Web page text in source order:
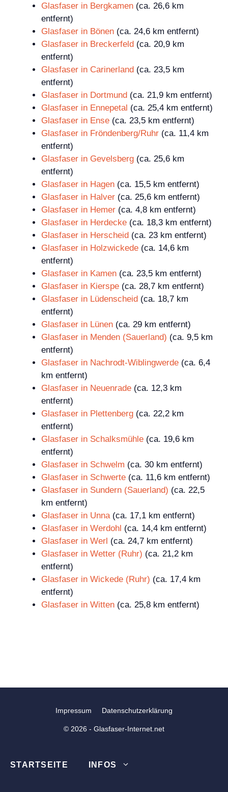
Glasfaser in Bergkamen (ca. 26,6 km
entfernt)
Glasfaser in Bönen (ca. 24,6 km entfernt)
Glasfaser in Breckerfeld (ca. 20,9 km
entfernt)
Glasfaser in Carinerland (ca. 23,5 km
entfernt)
Glasfaser in Dortmund (ca. 21,9 km entfernt)
Glasfaser in Ennepetal (ca. 25,4 km entfernt)
Glasfaser in Ense (ca. 23,5 km entfernt)
Glasfaser in Fröndenberg/Ruhr (ca. 11,4 km
entfernt)
Glasfaser in Gevelsberg (ca. 25,6 km
entfernt)
Glasfaser in Hagen (ca. 15,5 km entfernt)
Glasfaser in Halver (ca. 25,6 km entfernt)
Glasfaser in Hemer (ca. 4,8 km entfernt)
Glasfaser in Herdecke (ca. 18,3 km entfernt)
Glasfaser in Herscheid (ca. 23 km entfernt)
Glasfaser in Holzwickede (ca. 14,6 km
entfernt)
Glasfaser in Kamen (ca. 23,5 km entfernt)
Glasfaser in Kierspe (ca. 28,7 km entfernt)
Glasfaser in Lüdenscheid (ca. 18,7 km
entfernt)
Glasfaser in Lünen (ca. 29 km entfernt)
Glasfaser in Menden (Sauerland) (ca. 9,5 km
entfernt)
Glasfaser in Nachrodt-Wiblingwerde (ca. 6,4
km entfernt)
Glasfaser in Neuenrade (ca. 12,3 km
entfernt)
Glasfaser in Plettenberg (ca. 22,2 km
entfernt)
Glasfaser in Schalksmühle (ca. 19,6 km
entfernt)
Glasfaser in Schwelm (ca. 30 km entfernt)
Glasfaser in Schwerte (ca. 11,6 km entfernt)
Glasfaser in Sundern (Sauerland) (ca. 22,5
km entfernt)
Glasfaser in Unna(ca. 17,1 km entfernt)
Glasfaser in Werdohl (ca. 14,4 km entfernt)
Glasfaser in Werl (ca. 24,7 km entfernt)
Glasfaser in Wetter (Ruhr) (ca. 21,2 km
entfernt)
Glasfaser in Wickede (Ruhr) (ca. 17,4 km
entfernt)
Glasfaser in Witten (ca. 25,8 km entfernt)
Impressum Datenschutzerklärung
© 2026 - Glasfaser-Internet.net
STARTSEITE INFOS